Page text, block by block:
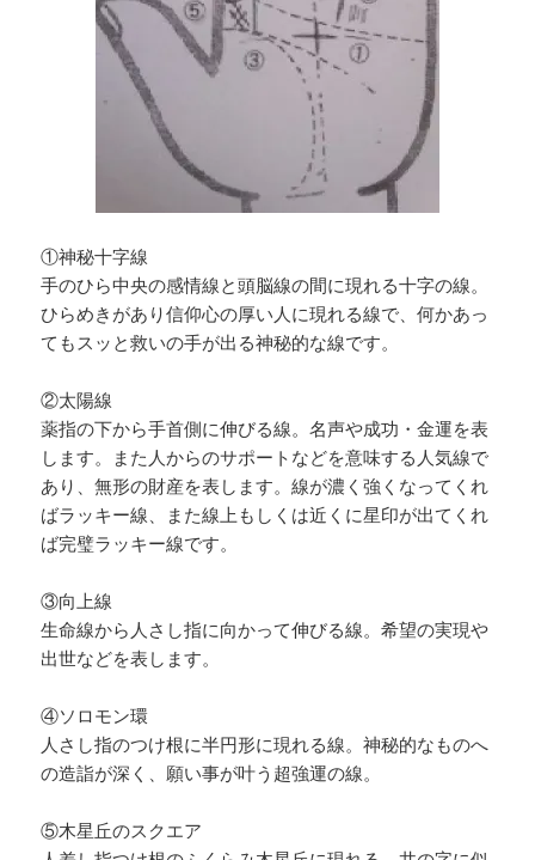
①神秘十字線
手のひら中央の感情線と頭脳線の間に現れる十字の線。
ひらめきがあり信仰心の厚い人に現れる線で、何かあっ
てもスッと救いの手が出る神秘的な線です。
②太陽線
薬指の下から手首側に伸びる線。名声や成功・金運を表
します。また人からのサポートなどを意味する人気線で
あり、無形の財産を表します。線が濃く強くなってくれ
ばラッキー線、また線上もしくは近くに星印が出てくれ
ば完璧ラッキー線です。
③向上線
生命線から人さし指に向かって伸びる線。希望の実現や
出世などを表します。
④ソロモン環
人さし指のつけ根に半円形に現れる線。神秘的なものへ
の造詣が深く、願い事が叶う超強運の線。
⑤木星丘のスクエア